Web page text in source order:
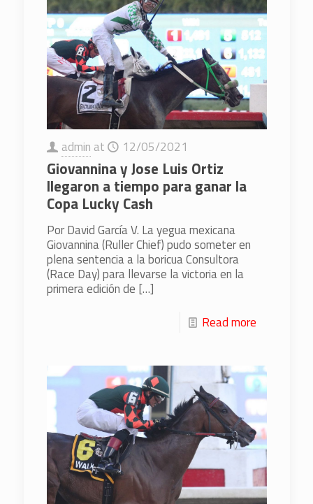
admin at 12/05/2021
Giovannina y Jose Luis Ortiz
llegaron a tiempo para ganar la
Copa Lucky Cash
Por David García V. La yegua mexicana
Giovannina (Ruller Chief) pudo someter en
plena sentencia a la boricua Consultora
(Race Day) para llevarse la victoria en la
primera edición de […]
Read more